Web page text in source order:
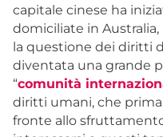
capitale cinese ha
domiciliate in
la questione dei diritti
diventata una grande
“comunità
diritti umani, che
fronte allo